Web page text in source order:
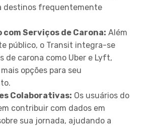
destinos frequentemente
Serviços de Carona: Além
público, o Transit integra-se
de carona como Uber e Lyft,
opções para seu
Colaborativas: Os usuários do
contribuir com dados em
sua jornada, ajudando a